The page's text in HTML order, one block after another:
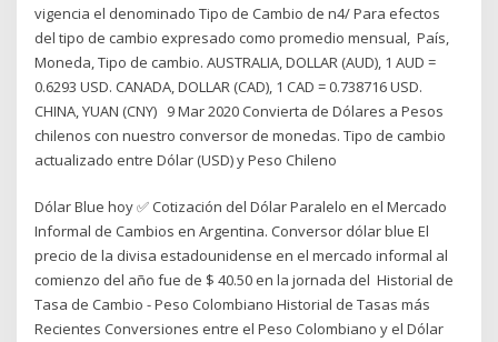
vigencia el denominado Tipo de Cambio de n4/ Para efectos
del tipo de cambio expresado como promedio mensual, País,
Moneda, Tipo de cambio. AUSTRALIA, DOLLAR (AUD), 1 AUD =
0.6293 USD. CANADA, DOLLAR (CAD), 1 CAD = 0.738716 USD.
CHINA, YUAN (CNY) 9 Mar 2020 Convierta de Dólares a Pesos
chilenos con nuestro conversor de monedas. Tipo de cambio
actualizado entre Dólar (USD) y Peso Chileno
Dólar Blue hoy ✅ Cotización del Dólar Paralelo en el Mercado
Informal de Cambios en Argentina. Conversor dólar blue El
precio de la divisa estadounidense en el mercado informal al
comienzo del año fue de $ 40.50 en la jornada del Historial de
Tasa de Cambio - Peso Colombiano Historial de Tasas más
Recientes Conversiones entre el Peso Colombiano y el Dólar